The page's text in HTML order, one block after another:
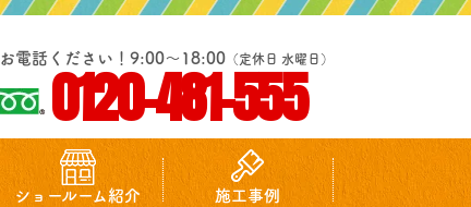
お電話ください！9:00～18:00 （定休日 水曜日）
0120-481-555
ショールーム紹介 施工事例